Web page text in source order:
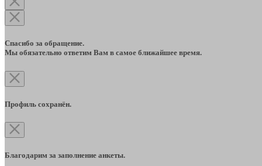
Спасибо за обращение.
Мы обязательно ответим Вам в самое ближайшее время.
Профиль сохранён.
Благодарим за заполнение анкеты.